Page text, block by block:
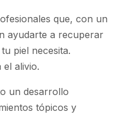
que, con un
ayudarte a recuperar
piel necesita.
el alivio.
un desarrollo
tópicos y